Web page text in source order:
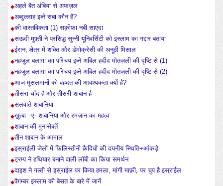
अहले बैत अंबिया से अफज़ल
अब्दुल्लाह इब्ने सबा कौन हैं?
की वास्तविकता (1) सक़ीफ़ा नबी साएदा
सऊदी मुफ़्ती ने प्रसिद्ध सुन्नी यूनिवर्सिटी को इस्लाम का गद्दार बताया
ईरान, क्षेत्र में शक्ति और डेमोक्रेसी की अनूठी मिसाल
नहजुल बलाग़ा का परिचय इब्ने अबिल हदीद मोतज़ली की दृष्टि से (1)
नहजुल बलाग़ा का परिचय इब्ने अबिल हदीद मोतज़ली की दृष्टि से (2)
आज मुसलमानों को वहदत की आवश्यकता क्यों है?
तीसरा चाँद है और तीसरी शाबान है
सलवाते शाबानिया
ख़ुत्बा –ए- शाबानिया और रमज़ान का महत्व
शाबान की मुनासेबतें
तीन शाबान के आमाल
इस्राईली जेलों में फ़िलिस्तीनी क़ैदियों की दयनीय स्थिति+आंकड़े
ट्रम्प ने हथियार बनाने वाली लॉबी का किया समर्थन
दाइश ने गल्ती से इस्राईल पर किया हमला, मांगी माफ़ी, पर चुप है इस्राईल
पैग़म्बर इस्लाम की बेसत के बारे में जानें